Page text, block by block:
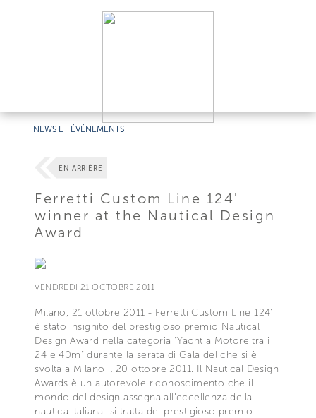
NEWS ET ÉVÉNEMENTS
EN ARRIÈRE
Ferretti Custom Line 124'
winner at the Nautical Design
Award
VENDREDI 21 OCTOBRE 2011
Milano, 21 ottobre 2011 - Ferretti Custom Line 124'
è stato insignito del prestigioso premio Nautical
Design Award nella categoria "Yacht a Motore tra i
24 e 40m" durante la serata di Gala del che si è
svolta a Milano il 20 ottobre 2011. Il Nautical Design
Awards è un autorevole riconoscimento che il
mondo del design assegna all'eccellenza della
nautica italiana: si tratta del prestigioso premio